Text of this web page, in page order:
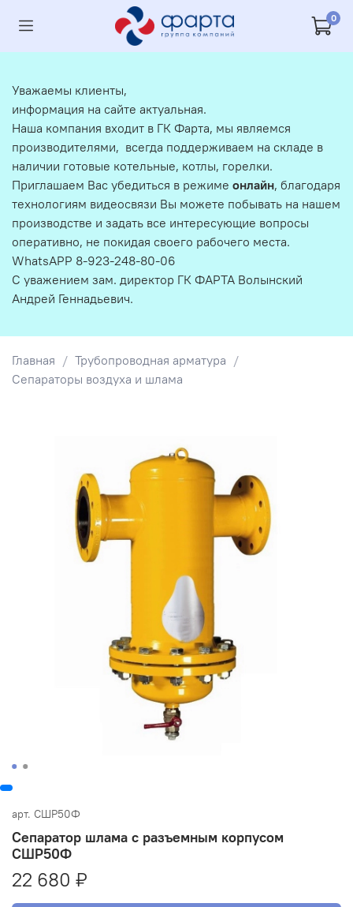
0
Главная
Трубопроводная арматура
Сепараторы воздуха и шлама
арт. СШР50Ф
Сепаратор шлама с разъемным корпусом
СШР50Ф
22 680 ₽
Уважаемы клиенты,
информация на сайте актуальная.
Наша компания входит в ГК Фарта, мы являемся
производителями, всегда поддерживаем на складе в
наличии готовые котельные, котлы, горелки.
Приглашаем Вас убедиться в режиме онлайн, благодаря
технологиям видеосвязи Вы можете побывать на нашем
производстве и задать все интересующие вопросы
оперативно, не покидая своего рабочего места.
WhatsAPP 8-923-248-80-06
С уважением зам. директор ГК ФАРТА Волынский
Андрей Геннадьевич.